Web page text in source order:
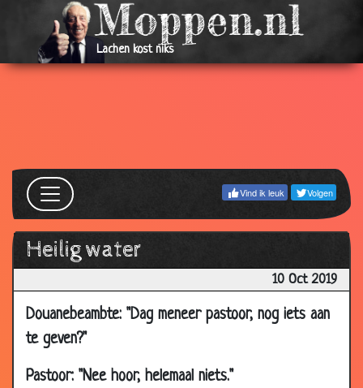
Lachen kost niks
Vind ik leuk Volgen
Heilig water
10 Oct 2019
Douanebeambte: "Dag meneer pastoor, nog iets aan
te geven?"
Pastoor: "Nee hoor, helemaal niets."